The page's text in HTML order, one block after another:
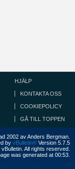
HJÄLP
KONTAKTA OSS
COOKIEPOLICY
GÅ TILL TOPPEN
2002 av Anders Bergman.
by vBulletin® Version 5.7.5
All rights reserved.
was generated at 00:53.